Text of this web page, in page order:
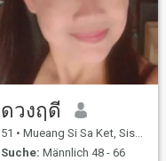
ดวงฤดี
51 • Mueang Si Sa Ket, Sisaket, Thailand
Suche: Männlich 48 - 66